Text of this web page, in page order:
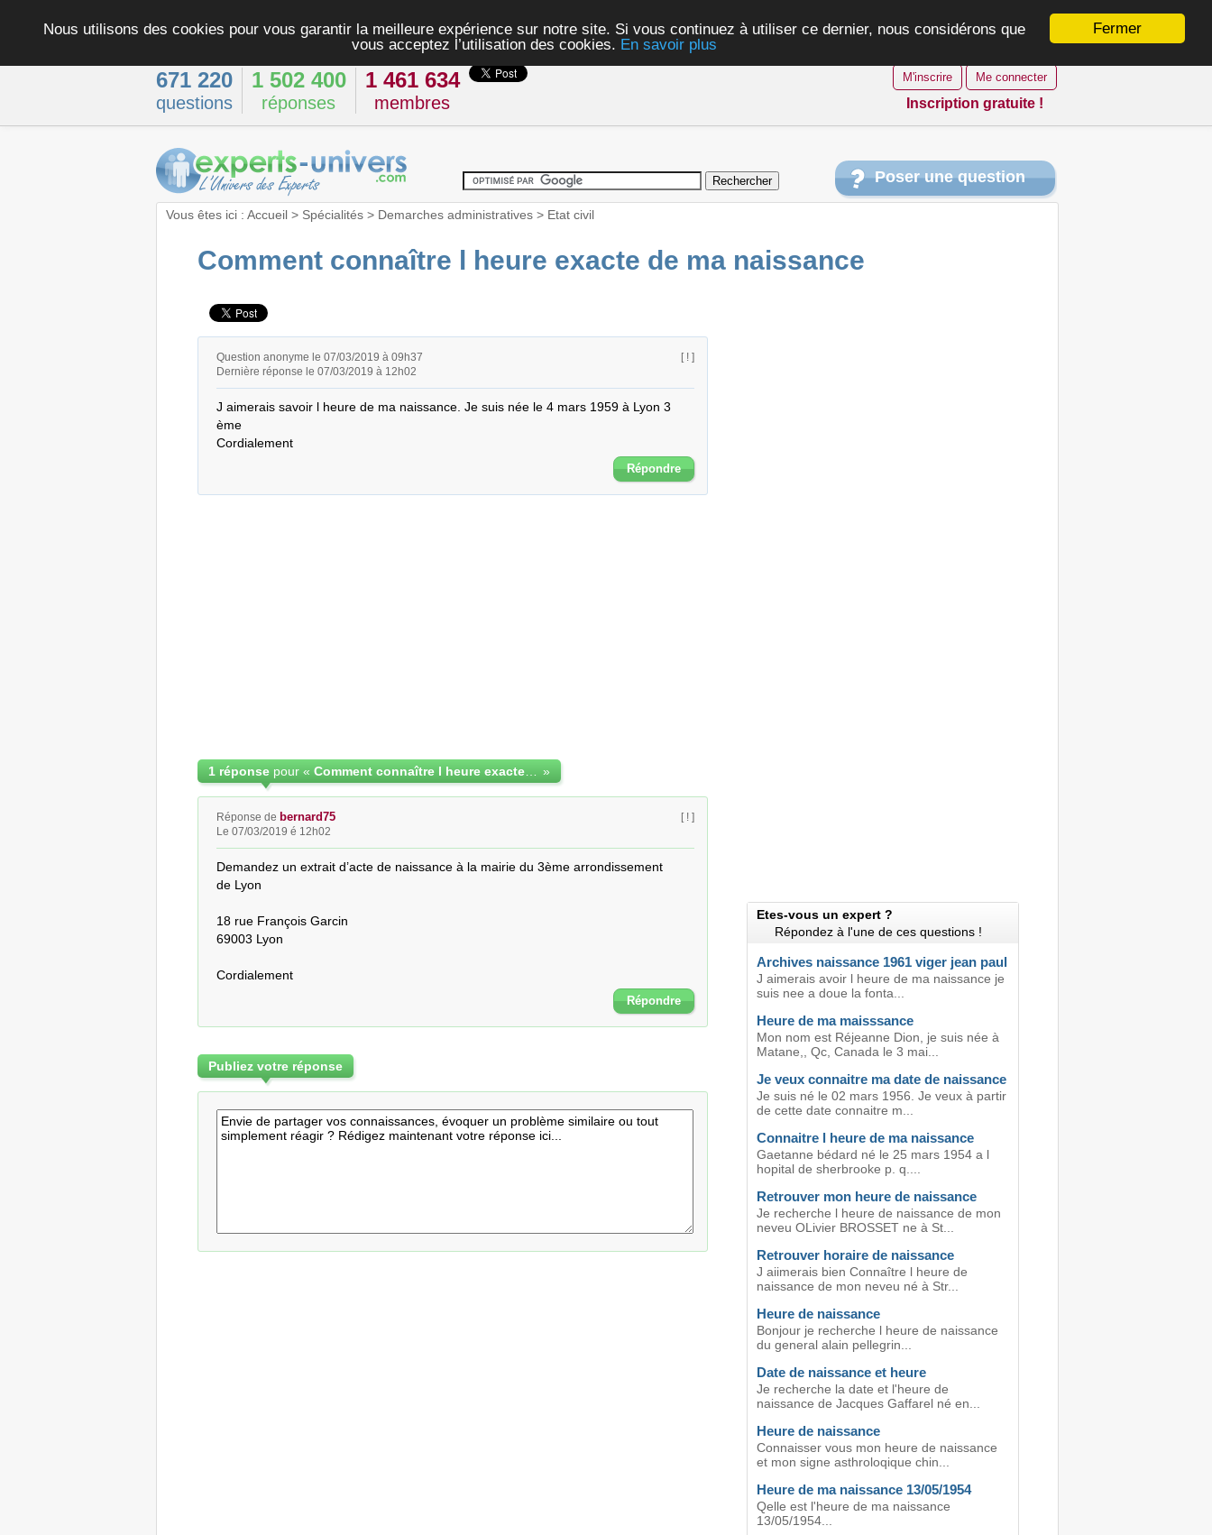
Fermer
Nous utilisons des cookies pour vous garantir la meilleure expérience sur notre site. Si vous continuez à utiliser ce dernier, nous considérons que
vous acceptez l’utilisation des cookies. En savoir plus
671 220
questions
1 502 400
réponses
1 461 634
membres
M'inscrire Me connecter
Inscription gratuite !
Poser une question
Vous êtes ici : Accueil> Spécialités> Demarches administratives> Etat civil
Comment connaître l heure exacte de ma naissance
Question anonyme le 07/03/2019 à 09h37
Dernière réponse le 07/03/2019 à 12h02
[ ! ]
J aimerais savoir l heure de ma naissance. Je suis née le 4 mars 1959 à Lyon 3
ème
Cordialement
Répondre
1 réponse pour « Comment connaître l heure exacte de ma naissance »
Réponse de bernard75
Le 07/03/2019 é 12h02
[ ! ]
Demandez un extrait d’acte de naissance à la mairie du 3ème arrondissement
de Lyon
18 rue François Garcin
69003 Lyon
Cordialement
Répondre
Publiez votre réponse
Etes-vous un expert ?
Répondez à l'une de ces questions !
Archives naissance 1961 viger jean paul
J aimerais avoir l heure de ma naissance je
suis nee a doue la fonta...
Heure de ma maisssance
Mon nom est Réjeanne Dion, je suis née à
Matane,, Qc, Canada le 3 mai...
Je veux connaitre ma date de naissance
Je suis né le 02 mars 1956. Je veux à partir
de cette date connaitre m...
Connaitre l heure de ma naissance
Gaetanne bédard né le 25 mars 1954 a l
hopital de sherbrooke p. q....
Retrouver mon heure de naissance
Je recherche l heure de naissance de mon
neveu OLivier BROSSET ne à St...
Retrouver horaire de naissance
J aiimerais bien Connaître l heure de
naissance de mon neveu né à Str...
Heure de naissance
Bonjour je recherche l heure de naissance
du general alain pellegrin...
Date de naissance et heure
Je recherche la date et l'heure de
naissance de Jacques Gaffarel né en...
Heure de naissance
Connaisser vous mon heure de naissance
et mon signe asthroloqique chin...
Heure de ma naissance 13/05/1954
Qelle est l'heure de ma naissance
13/05/1954...